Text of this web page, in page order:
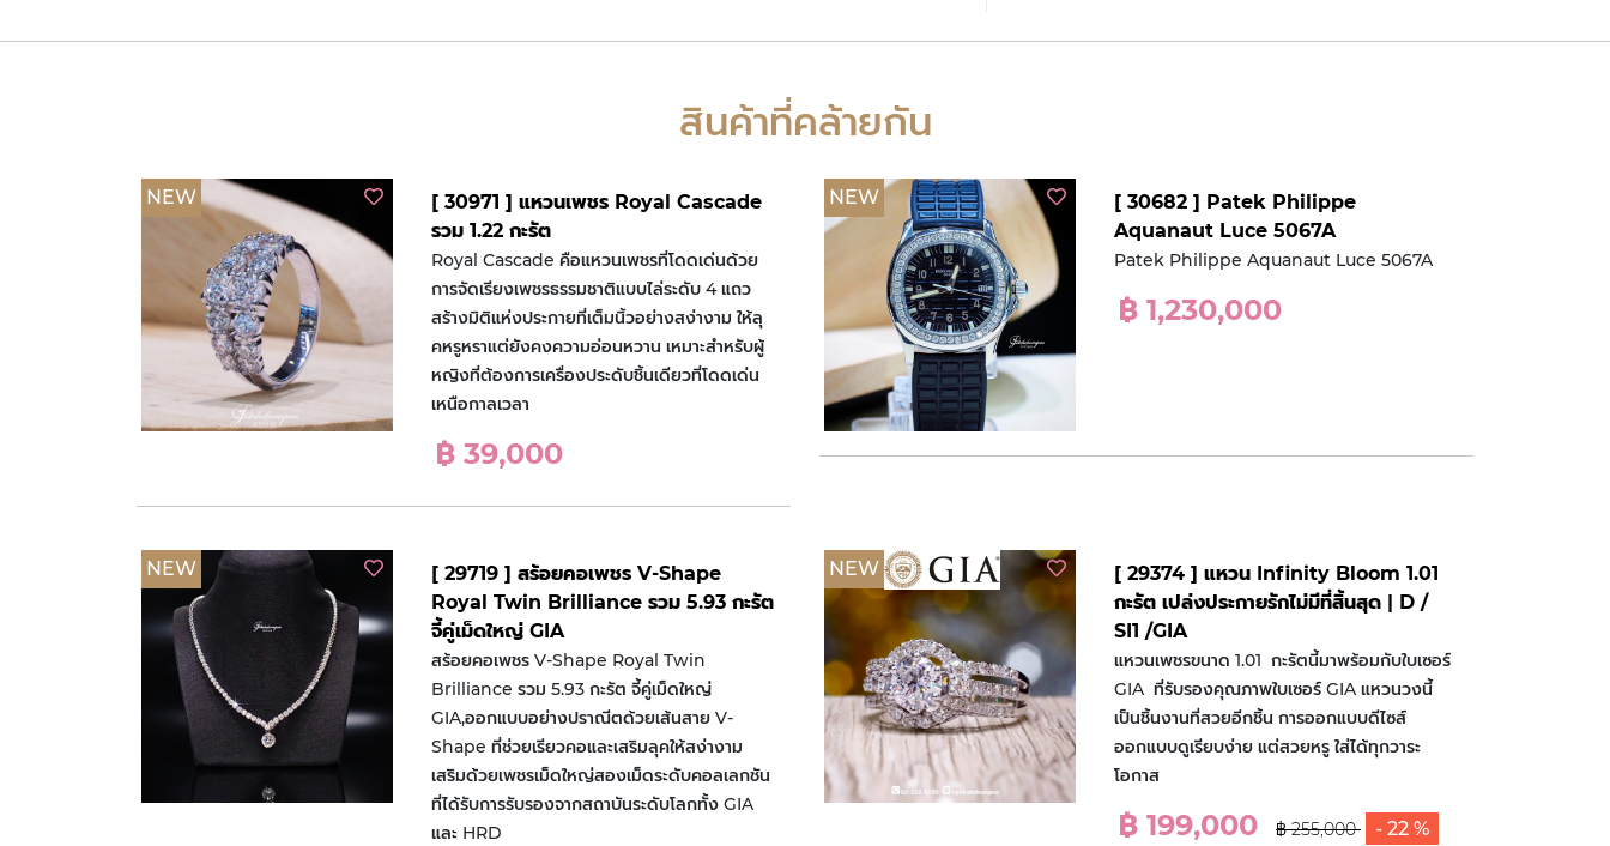
สินค้าที่คล้ายกัน
NEW
[ 30971 ] แหวนเพชร Royal Cascade
รวม 1.22 กะรัต
Royal Cascade คือแหวนเพชรที่โดดเด่นด้วย
การจัดเรียงเพชรธรรมชาติแบบไล่ระดับ 4 แถว
สร้างมิติแห่งประกายที่เต็มนิ้วอย่างสง่างาม ให้ลุ
คหรูหราแต่ยังคงความอ่อนหวาน เหมาะสำหรับผู้
หญิงที่ต้องการเครื่องประดับชิ้นเดียวที่โดดเด่น
เหนือกาลเวลา
฿ 39,000
NEW
[ 30682 ] Patek Philippe
Aquanaut Luce 5067A
Patek Philippe Aquanaut Luce 5067A
฿ 1,230,000
NEW
[ 29719 ] สร้อยคอเพชร V-Shape
Royal Twin Brilliance รวม 5.93 กะรัต
จี้คู่เม็ดใหญ่ GIA
สร้อยคอเพชร V-Shape Royal Twin
Brilliance รวม 5.93 กะรัต จี้คู่เม็ดใหญ่
GIA,ออกแบบอย่างปราณีตด้วยเส้นสาย V-
Shape ที่ช่วยเรียวคอและเสริมลุคให้สง่างาม
เสริมด้วยเพชรเม็ดใหญ่สองเม็ดระดับคอลเลกชัน
ที่ได้รับการรับรองจากสถาบันระดับโลกทั้ง GIA
และ HRD
NEW
[ 29374 ] แหวน Infinity Bloom 1.01
กะรัต เปล่งประกายรักไม่มีที่สิ้นสุด | D /
SI1 /GIA
แหวนเพชรขนาด 1.01 กะรัตนี้มาพร้อมกับใบเซอร์
GIA ที่รับรองคุณภาพใบเซอร์ GIA แหวนวงนี้
เป็นชิ้นงานที่สวยอีกชิ้น การออกแบบดีไซส์
ออกแบบดูเรียบง่าย แต่สวยหรู ใส่ได้ทุกวาระ
โอกาส
฿ 199,000 ฿ 255,000 - 22 %